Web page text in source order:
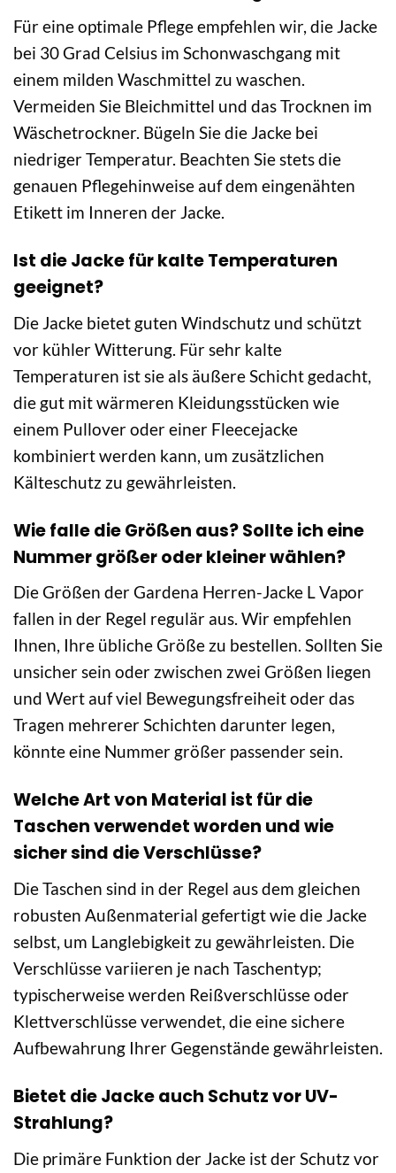
Für eine optimale Pflege empfehlen wir, die Jacke
bei 30 Grad Celsius im Schonwaschgang mit
einem milden Waschmittel zu waschen.
Vermeiden Sie Bleichmittel und das Trocknen im
Wäschetrockner. Bügeln Sie die Jacke bei
niedriger Temperatur. Beachten Sie stets die
genauen Pflegehinweise auf dem eingenähten
Etikett im Inneren der Jacke.
Ist die Jacke für kalte Temperaturen
geeignet?
Die Jacke bietet guten Windschutz und schützt
vor kühler Witterung. Für sehr kalte
Temperaturen ist sie als äußere Schicht gedacht,
die gut mit wärmeren Kleidungsstücken wie
einem Pullover oder einer Fleecejacke
kombiniert werden kann, um zusätzlichen
Kälteschutz zu gewährleisten.
Wie falle die Größen aus? Sollte ich eine
Nummer größer oder kleiner wählen?
Die Größen der Gardena Herren-Jacke L Vapor
fallen in der Regel regulär aus. Wir empfehlen
Ihnen, Ihre übliche Größe zu bestellen. Sollten Sie
unsicher sein oder zwischen zwei Größen liegen
und Wert auf viel Bewegungsfreiheit oder das
Tragen mehrerer Schichten darunter legen,
könnte eine Nummer größer passender sein.
Welche Art von Material ist für die
Taschen verwendet worden und wie
sicher sind die Verschlüsse?
Die Taschen sind in der Regel aus dem gleichen
robusten Außenmaterial gefertigt wie die Jacke
selbst, um Langlebigkeit zu gewährleisten. Die
Verschlüsse variieren je nach Taschentyp;
typischerweise werden Reißverschlüsse oder
Klettverschlüsse verwendet, die eine sichere
Aufbewahrung Ihrer Gegenstände gewährleisten.
Bietet die Jacke auch Schutz vor UV-
Strahlung?
Die primäre Funktion der Jacke ist der Schutz vor